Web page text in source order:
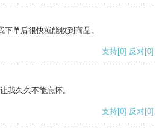
单后很快就能收到商品。
支持[0] 反对[0]
我久久不能忘怀。
支持[0] 反对[0]